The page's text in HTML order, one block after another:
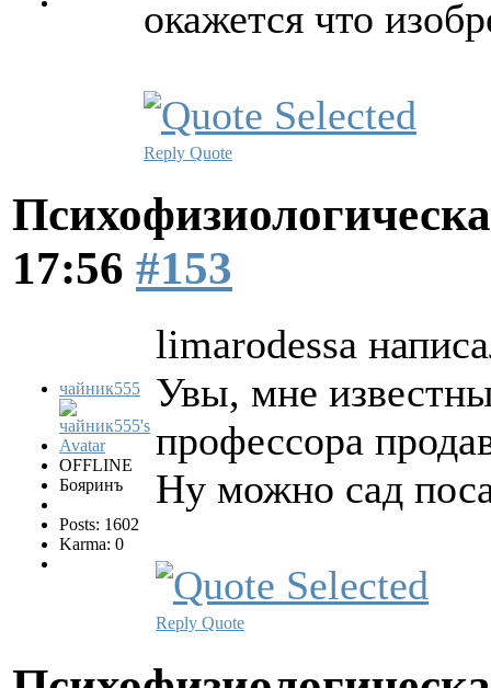
окажется что
Reply Quote
17:56 #153
чайник555
OFFLINE
Бояринъ
Posts: 1602
Karma: 0
limarodessa
Увы, мне
профессора
Ну можно сад
Reply Quote